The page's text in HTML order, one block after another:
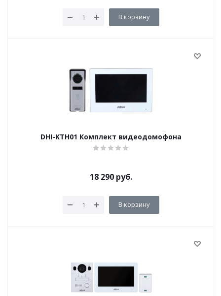
В корзину
DHI-KTH01 Комплект видеодомофона
18 290 руб.
В корзину